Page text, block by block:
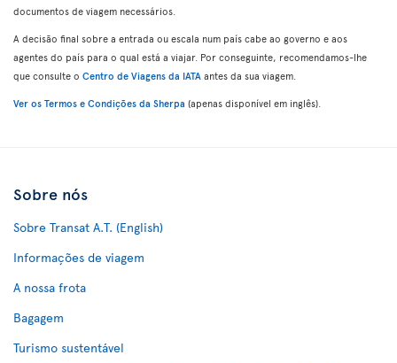
documentos de viagem necessários.
A decisão final sobre a entrada ou escala num país cabe ao governo e aos
agentes do país para o qual está a viajar. Por conseguinte, recomendamos-lhe
que consulte o Centro de Viagens da IATA antes da sua viagem.
Ver os Termos e Condições da Sherpa (apenas disponível em inglês).
Sobre nós
Sobre Transat A.T. (English)
Informações de viagem
A nossa frota
Bagagem
Turismo sustentável